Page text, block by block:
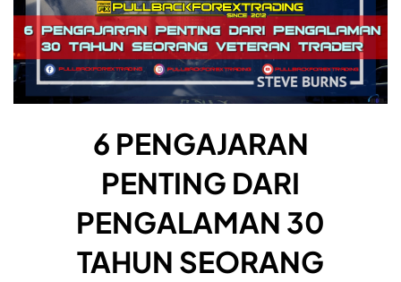
6 PENGAJARAN
PENTING DARI
PENGALAMAN 30
TAHUN SEORANG